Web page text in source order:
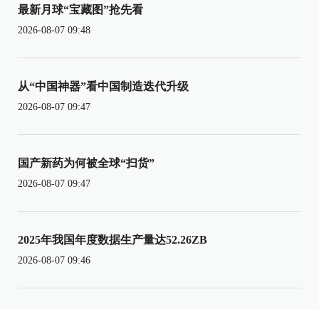
最新月球“宝藏图”抢先看
2026-08-07 09:48
从“中国神器”看中国制造迭代升级
2026-08-07 09:47
国产新药为何被全球“扫货”
2026-08-07 09:47
2025年我国年度数据生产量达52.26ZB
2026-08-07 09:46